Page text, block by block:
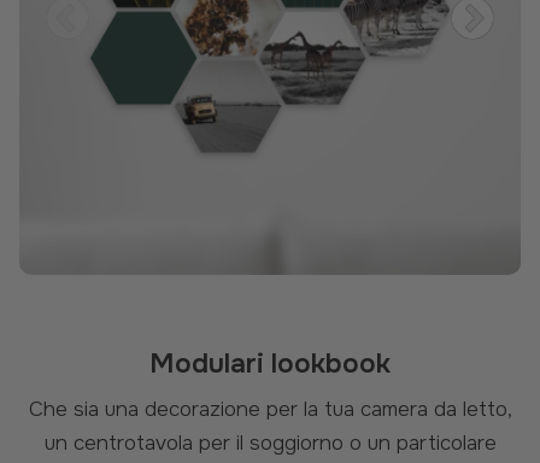
Previous
Modulari lookbook
Che sia una decorazione per la tua camera da letto,
un centrotavola per il soggiorno o un particolare